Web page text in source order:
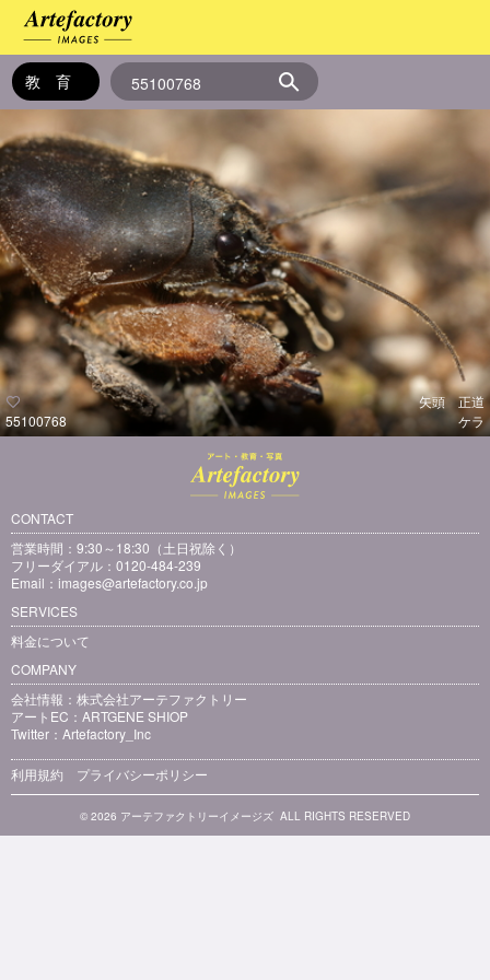
55100768
矢頭 正道
ケラ
CONTACT
営業時間：9:30～18:30（土日祝除く）
フリーダイアル：0120-484-239
Email： images@artefactory.co.jp
SERVICES
料金について
COMPANY
会社情報： 株式会社アーテファクトリー
アートEC： ARTGENE SHIOP
Twitter： Artefactory_Inc
利用規約 プライバシーポリシー
© 2026 アーテファクトリーイメージズ ALL RIGHTS RESERVED